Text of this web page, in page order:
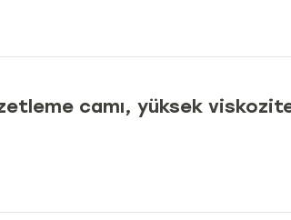
camı, yüksek viskoziteli